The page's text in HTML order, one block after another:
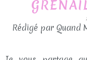
Rédigé par Quand